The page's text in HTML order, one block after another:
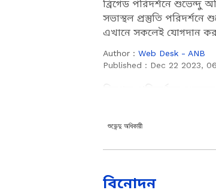
ব্রিগেড পরিদর্শনে শুভেন্দু
সভাস্থল প্রস্তুতি পরিদর্শনে
এখানে সকলেই যোগদান
Author : Web Desk - ANB
Published : Dec 22 2023,
ব্রিগেড পরিদর্শনে
এই ব্রিগেডে। সভাস্থল
রাজনৈতিক কর্মসূচি
শুভেন্দু অধিকারী
বিনোদন